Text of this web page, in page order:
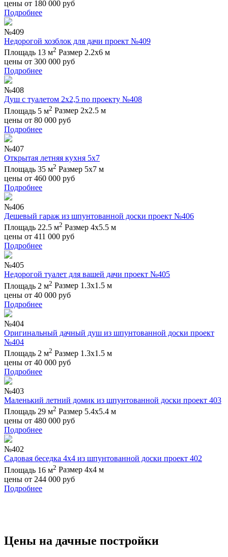
цены от 180 000 руб
Подробнее
№409
Недорогой хозблок для дачи проект №409
Площадь 13 м2 Размер 2.2х6 м
цены от 300 000 руб
Подробнее
№408
Душ с туалетом 2х2,5 по проекту №408
Площадь 5 м2 Размер 2х2.5 м
цены от 80 000 руб
Подробнее
№407
Открытая летняя кухня 5х7
Площадь 35 м2 Размер 5х7 м
цены от 460 000 руб
Подробнее
№406
Дешевый гараж из шпунтованной доски проект №406
Площадь 22.5 м2 Размер 4х5.5 м
цены от 411 000 руб
Подробнее
№405
Недорогой туалет для вашей дачи проект №405
Площадь 2 м2 Размер 1.3х1.5 м
цены от 40 000 руб
Подробнее
№404
Оригинальный дачный душ из шпунтованной доски проект
№404
Площадь 2 м2 Размер 1.3х1.5 м
цены от 40 000 руб
Подробнее
№403
Маленький летний домик из шпунтованной доски проект 403
Площадь 29 м2 Размер 5.4х5.4 м
цены от 480 000 руб
Подробнее
№402
Садовая беседка 4х4 из шпунтованной доски проект 402
Площадь 16 м2 Размер 4х4 м
цены от 244 000 руб
Подробнее
Цены на дачные постройки